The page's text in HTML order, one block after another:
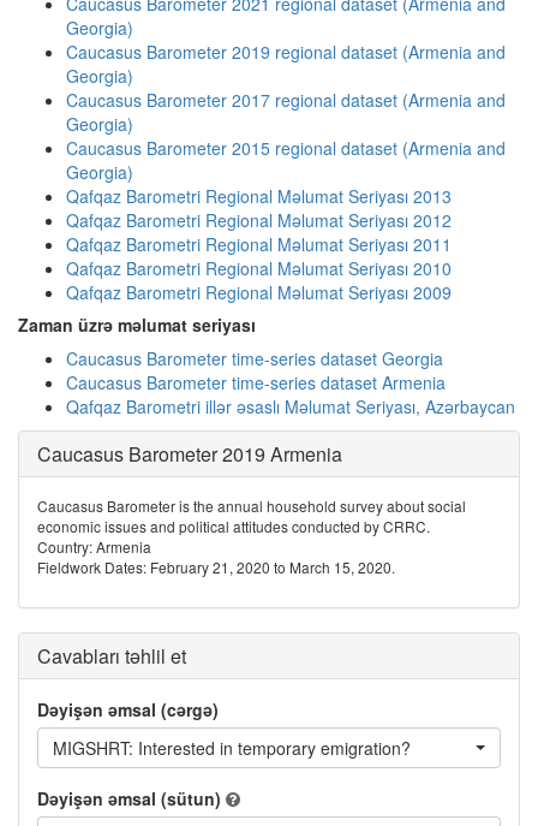
Georgia)
Caucasus Barometer 2019 regional dataset (Armenia and
Georgia)
Caucasus Barometer 2017 regional dataset (Armenia and
Georgia)
Caucasus Barometer 2015 regional dataset (Armenia and
Georgia)
Qafqaz Barometri Regional Məlumat Seriyası 2013
Qafqaz Barometri Regional Məlumat Seriyası 2012
Qafqaz Barometri Regional Məlumat Seriyası 2011
Qafqaz Barometri Regional Məlumat Seriyası 2010
Qafqaz Barometri Regional Məlumat Seriyası 2009
Zaman üzrə məlumat seriyası
Caucasus Barometer time-series dataset Georgia
Caucasus Barometer time-series dataset Armenia
Qafqaz Barometri illər əsaslı Məlumat Seriyası, Azərbaycan
Caucasus Barometer 2019 Armenia
Caucasus Barometer is the annual household survey about social
economic issues and political attitudes conducted by CRRC.
Country: Armenia
Fieldwork Dates: February 21, 2020 to March 15, 2020.
Cavabları təhlil et
Dəyişən əmsal (cərgə)
MIGSHRT: Interested in temporary emigration?
Dəyişən əmsal (sütun)